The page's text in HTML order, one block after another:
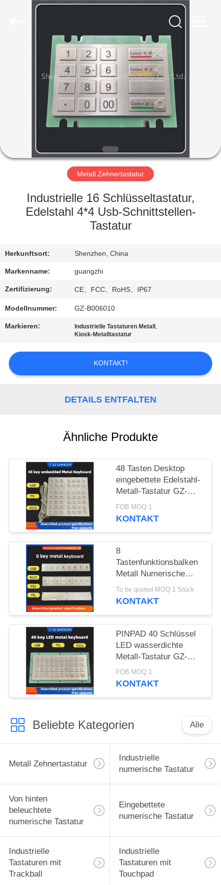
HAUS
PRODUKTE
ÜBER
FABRIK-
AUSFLUG
QUALITÄTSKONTROLLE
SIE
MIT
UNS
IN
VERBINDUNG
FORDERN
SIE
PRIVACY
POLICY
Metall Zehnertastatur
Industrielle 16 Schlüsseltastatur,
Edelstahl 4*4 Usb-Schnittstellen-
Tastatur
Herkunftsort: Shenzhen, China
Markenname: guangzhi
Zertifizierung: CE、FCC、RoHS、IP67
Modellnummer: GZ-B006010
Markieren: Industrielle Tastaturen Metall ,
Kiosk-Metalltastatur
KONTAKT!
DETAILS ENTFALTEN
Ähnliche Produkte
48 Tasten Desktop
eingebettete Edelstahl-
Metall-Tastatur GZ-
B035013 USB-
Schnittstelle
FOB MOQ:1
KONTAKT
8
Tastenfunktionsbalken
Metall Numerische
Tastatur Edelstahl 304
Seiten-Tastatur-Pinpad
To be quoted MOQ:1 Stück
KONTAKT
PINPAD 40 Schlüssel
LED wasserdichte
Metall-Tastatur GZ-
C001055 R232
Schnittstelle
FOB MOQ:1
KONTAKT
Beliebte Kategorien Alle
Metall Zehnertastatur
Industrielle
numerische Tastatur
Von hinten
beleuchtete
numerische Tastatur
Eingebettete
numerische Tastatur
Industrielle
Tastaturen mit
Trackball
Industrielle
Tastaturen mit
Touchpad